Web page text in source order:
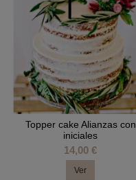
Topper cake Alianzas con
iniciales
14,00 €
Ver